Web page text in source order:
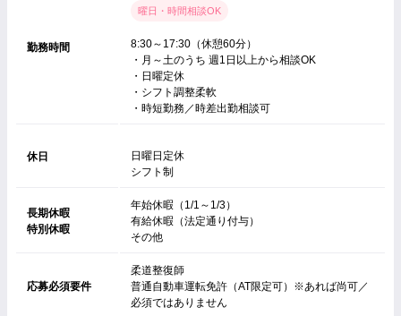
勤務時間
曜日・時間相談OK
8:30～17:30（休憩60分）
・月～土のうち 週1日以上から相談OK
・日曜定休
・シフト調整柔軟
・時短勤務／時差出勤相談可
休日
日曜日定休
シフト制
長期休暇
特別休暇
年始休暇（1/1～1/3）
有給休暇（法定通り付与）
その他
応募必須要件
柔道整復師
普通自動車運転免許（AT限定可）※あれば尚可／
必須ではありません